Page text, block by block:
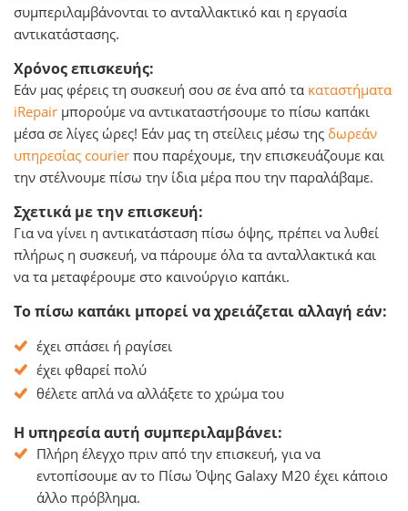
συμπεριλαμβάνονται το ανταλλακτικό και η εργασία
αντικατάστασης.
Χρόνος επισκευής:
Εάν μας φέρεις τη συσκευή σου σε ένα από τα καταστήματα
iRepair μπορούμε να αντικαταστήσουμε το πίσω καπάκι
μέσα σε λίγες ώρες! Εάν μας τη στείλεις μέσω της δωρεάν
υπηρεσίας courier που παρέχουμε, την επισκευάζουμε και
την στέλνουμε πίσω την ίδια μέρα που την παραλάβαμε.
Σχετικά με την επισκευή:
Για να γίνει η αντικατάσταση πίσω όψης, πρέπει να λυθεί
πλήρως η συσκευή, να πάρουμε όλα τα ανταλλακτικά και
να τα μεταφέρουμε στο καινούργιο καπάκι.
Το πίσω καπάκι μπορεί να χρειάζεται αλλαγή εάν:
έχει σπάσει ή ραγίσει
έχει φθαρεί πολύ
θέλετε απλά να αλλάξετε το χρώμα του
Η υπηρεσία αυτή συμπεριλαμβάνει:
Πλήρη έλεγχο πριν από την επισκευή, για να
εντοπίσουμε αν το Πίσω Όψης Galaxy M20 έχει κάποιο
άλλο πρόβλημα.